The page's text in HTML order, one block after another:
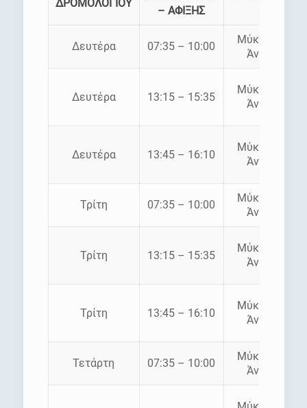
ΔΡΟΜΟΛΟΓΙΟΥ
– ΑΦΙΞΗΣ
Δευτέρα 07:35 – 10:00
Μύκονος –
Άνδρος
Δευτέρα 13:15 – 15:35
Μύκονος –
Άνδρος
Δευτέρα 13:45 – 16:10
Μύκονος –
Άνδρος
Τρίτη 07:35 – 10:00
Μύκονος –
Άνδρος
Τρίτη 13:15 – 15:35
Μύκονος –
Άνδρος
Τρίτη 13:45 – 16:10
Μύκονος –
Άνδρος
Τετάρτη 07:35 – 10:00
Μύκονος –
Άνδρος